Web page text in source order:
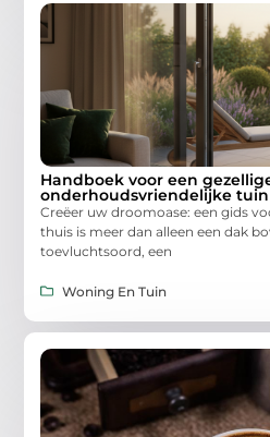
Handboek voor een
onderhoudsvriendelijke tuin
Creëer uw droomoase: een gids
thuis is meer dan alleen een dak
toevluchtsoord, een
Woning En Tuin